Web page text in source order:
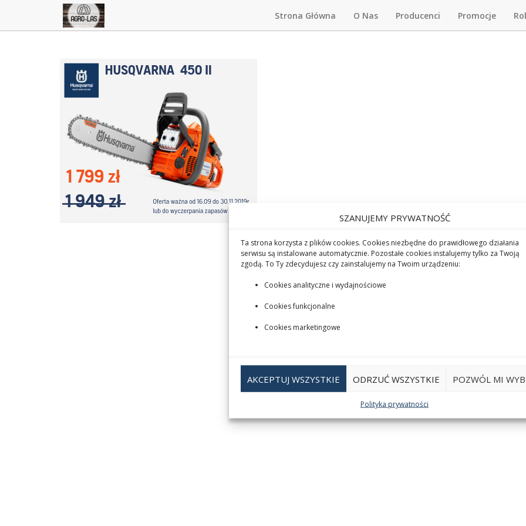
SZANUJEMY PRYWATNOŚĆ
Ta strona korzysta z plików cookies. Cookies niezbędne do prawidłowego działania
serwisu są instalowane automatycznie. Pozostałe cookies instalujemy tylko za Twoją
zgodą. To Ty zdecydujesz czy zainstalujemy na Twoim urządzeniu:
Cookies analityczne i wydajnościowe
Cookies funkcjonalne
Cookies marketingowe
AKCEPTUJ WSZYSTKIE ODRZUĆ WSZYSTKIE POZWÓL MI
Polityka prywatności
Strona Główna O Nas Producenci Promocje